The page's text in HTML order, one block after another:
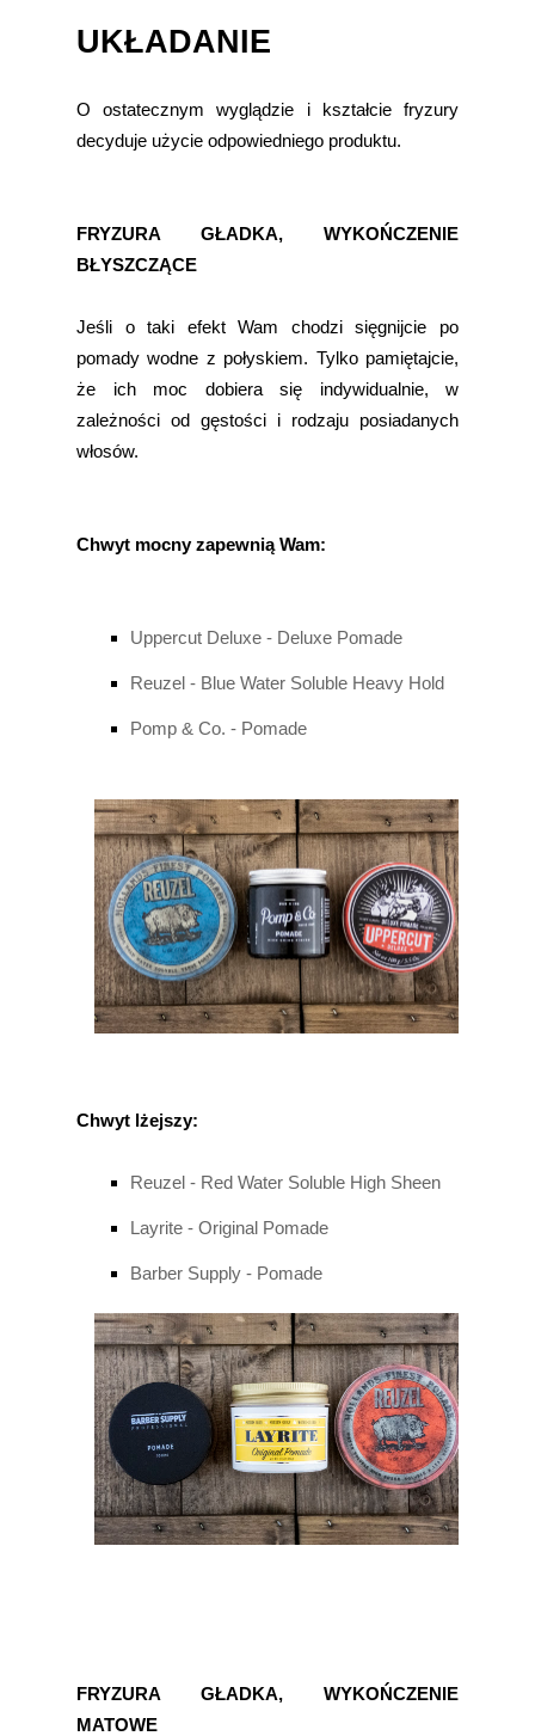
UKŁADANIE
O ostatecznym wyglądzie i kształcie fryzury
decyduje użycie odpowiedniego produktu.
FRYZURA GŁADKA, WYKOŃCZENIE
BŁYSZCZĄCE
Jeśli o taki efekt Wam chodzi sięgnijcie po
pomady wodne z połyskiem. Tylko pamiętajcie,
że ich moc dobiera się indywidualnie, w
zależności od gęstości i rodzaju posiadanych
włosów.
Chwyt mocny zapewnią Wam:
Uppercut Deluxe - Deluxe Pomade
Reuzel - Blue Water Soluble Heavy Hold
Pomp & Co. - Pomade
Chwyt lżejszy:
Reuzel - Red Water Soluble High Sheen
Layrite - Original Pomade
Barber Supply - Pomade
FRYZURA GŁADKA, WYKOŃCZENIE
MATOWE